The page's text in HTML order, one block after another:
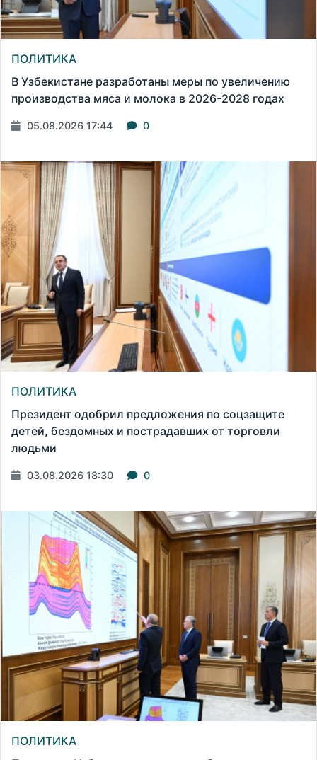
ПОЛИТИКА
В Узбекистане разработаны меры по увеличению
производства мяса и молока в 2026-2028 годах
05.08.2026 17:44 0
ПОЛИТИКА
Президент одобрил предложения по соцзащите
детей, бездомных и пострадавших от торговли
людьми
03.08.2026 18:30 0
ПОЛИТИКА